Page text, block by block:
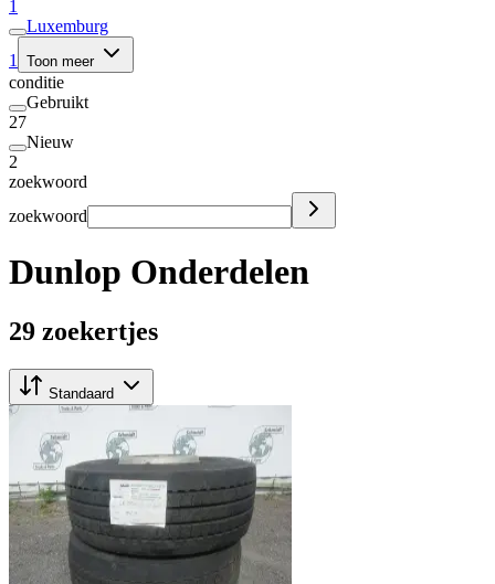
1
Luxemburg
1
Toon meer
conditie
Gebruikt
27
Nieuw
2
zoekwoord
zoekwoord
Dunlop Onderdelen
29 zoekertjes
Standaard